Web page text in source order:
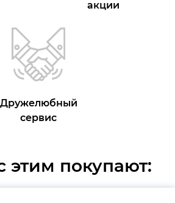
акции
Дружелюбный
сервис
этим покупают: